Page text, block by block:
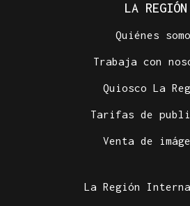
LA REGIÓN
Quiénes
Trabaja con
Quiosco La
Tarifas de
Venta de
La Región